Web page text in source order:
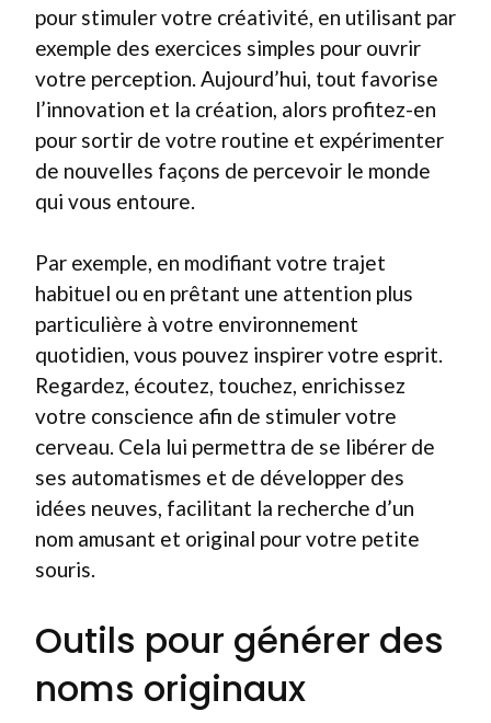
pour stimuler votre créativité, en utilisant par
exemple des exercices simples pour ouvrir
votre perception. Aujourd’hui, tout favorise
l’innovation et la création, alors profitez-en
pour sortir de votre routine et expérimenter
de nouvelles façons de percevoir le monde
qui vous entoure.
Par exemple, en modifiant votre trajet
habituel ou en prêtant une attention plus
particulière à votre environnement
quotidien, vous pouvez inspirer votre esprit.
Regardez, écoutez, touchez, enrichissez
votre conscience afin de stimuler votre
cerveau. Cela lui permettra de se libérer de
ses automatismes et de développer des
idées neuves, facilitant la recherche d’un
nom amusant et original pour votre petite
souris.
Outils pour générer des
noms originaux